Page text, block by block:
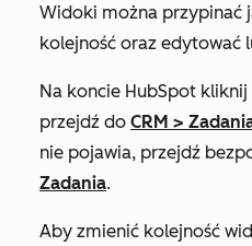
Widoki można przypinać
kolejność oraz edytować
Na koncie HubSpot kliknij
przejdź do CRM >
nie pojawia, przejdź
Zadania.
Aby zmienić kolejność